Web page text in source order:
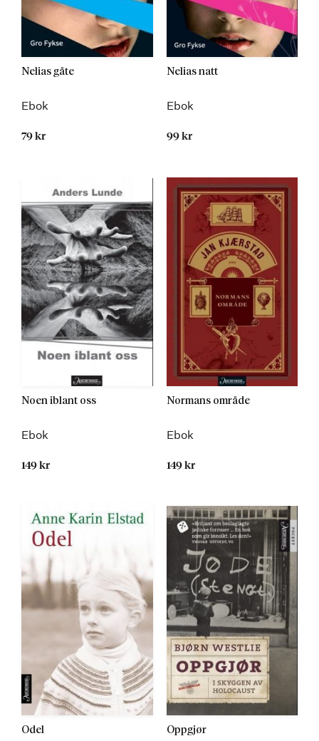
Nelias gåte
Ebok
79 kr
Nelias natt
Ebok
99 kr
Noen iblant oss
Ebok
149 kr
Normans område
Ebok
149 kr
Odel Oppgjør